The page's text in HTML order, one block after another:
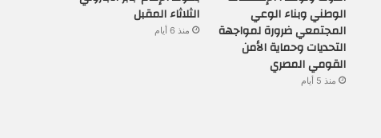
الوطني وبناء الوعي
المجتمعي ضرورة لمواجهة
التحديات وحماية الأمن
القومي المصري
منذ 5 أيام
الثلاثاء المقبل
منذ 6 أيام